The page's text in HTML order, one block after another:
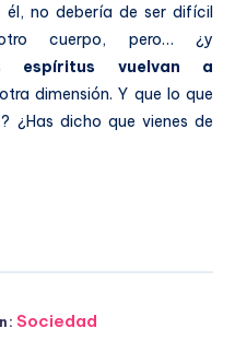
él, no debería de ser difícil
cuerpo, pero… ¿y
espíritus vuelvan a
dimensión. Y que lo que
¿Has dicho que vienes de
Sociedad